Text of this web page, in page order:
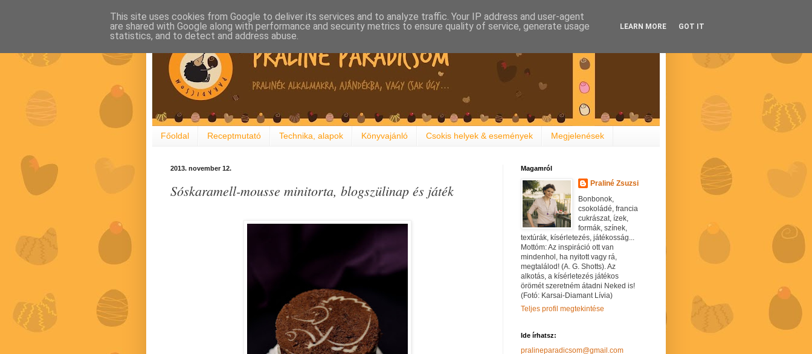
Főoldal Receptmutató Technika, alapok Könyvajánló Csokis helyek & események Megjelenések
2013. november 12.
Sóskaramell-mousse minitorta, blogszülinap és játék
Magamról
Praliné Zsuzsi
Bonbonok,
csokoládé, francia
cukrászat, ízek,
formák, színek,
textúrák, kísérletezés, játékosság...
Mottóm: Az inspiráció ott van
mindenhol, ha nyitott vagy rá,
megtalálod! (A. G. Shotts). Az
alkotás, a kísérletezés játékos
örömét szeretném átadni Neked is!
(Fotó: Karsai-Diamant Lívia)
Teljes profil megtekintése
Ide írhatsz:
pralineparadicsom@gmail.com
This site uses cookies from Google to deliver its services and to analyze traffic. Your IP address and user-agent
are shared with Google along with performance and security metrics to ensure quality of service, generate usage
statistics, and to detect and address abuse.
LEARN MORE GOT IT